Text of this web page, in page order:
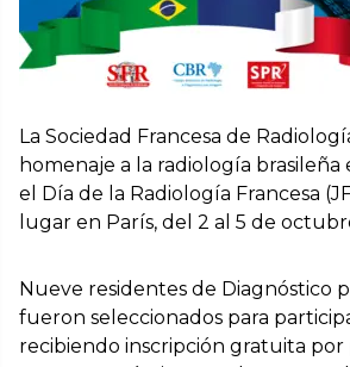
La Sociedad Francesa de
homenaje a la radiología
el Día de la Radiología Francesa
lugar en París, del 2 al 5 de
Nueve residentes de Diagnóstico
fueron seleccionados para
recibiendo inscripción gratuita por